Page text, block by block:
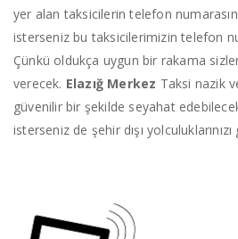
yer alan taksicilerin telefon
isterseniz bu taksicilerimizin telefon
Çünkü oldukça uygun bir rakama
verecek. Elazığ Merkez Taksi nazik
güvenilir bir şekilde seyahat
isterseniz de şehir dışı